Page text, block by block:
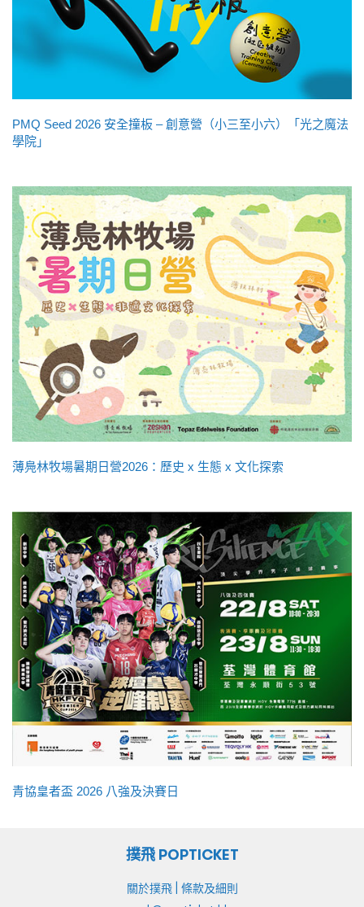
PMQ Seed 2026 安全撞板 – 創意營（小三至小六）「光之魔法
學院」
薄鳧林牧場暑期日營2026：歷史 x 生態 x 文化探索
青協皇者盃 2026 八強及決賽日
撲飛 POPTICKET
關於撲飛| 條款及細則